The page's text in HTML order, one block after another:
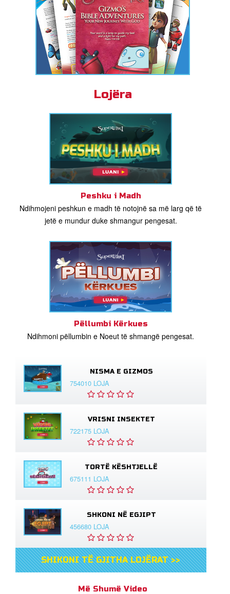
Lojëra
Peshku i Madh
Ndihmojeni peshkun e madh të notojnë sa më larg që të
jetë e mundur duke shmangur pengesat.
Pëllumbi Kërkues
Ndihmoni pëllumbin e Noeut të shmangë pengesat.
NISMA E GIZMOS
754010 LOJA
VRISNI INSEKTET
722175 LOJA
TORTË KËSHTJELLË
675111 LOJA
SHKONI NË EGJIPT
456680 LOJA
SHIKONI TË GJITHA LOJËRAT >>
Më Shumë Video